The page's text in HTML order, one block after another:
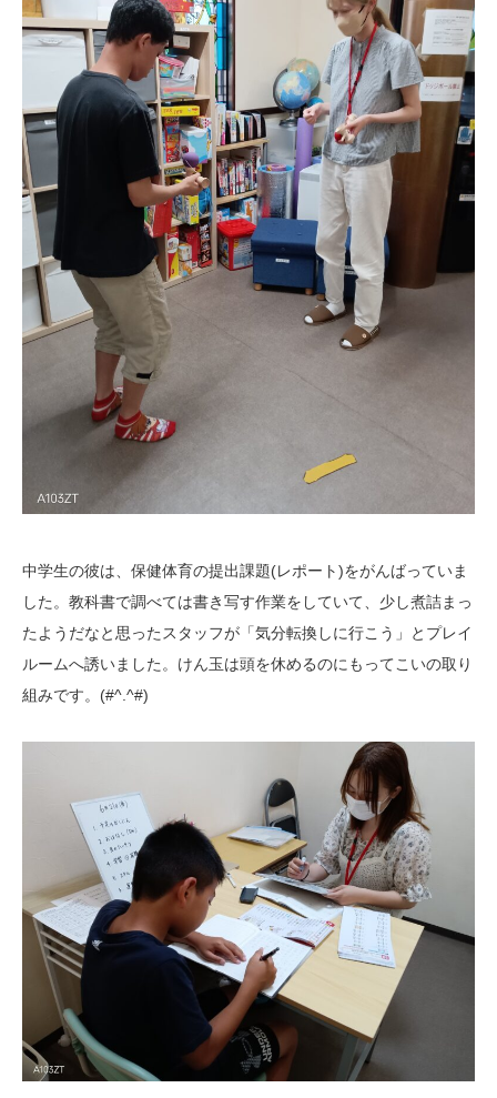
中学生の彼は、保健体育の提出課題(レポート)をがんばっていま
した。教科書で調べては書き写す作業をしていて、少し煮詰まっ
たようだなと思ったスタッフが「気分転換しに行こう」とプレイ
ルームへ誘いました。けん玉は頭を休めるのにもってこいの取り
組みです。(#^.^#)